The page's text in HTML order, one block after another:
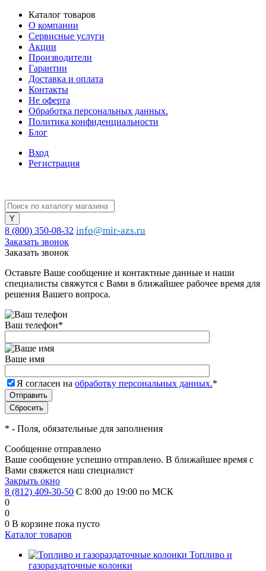
Каталог товаров
О компании
Сервисные услуги
Акции
Производители
Гарантии
Доставка и оплата
Контакты
Не оферта
Обработка персональных данных.
Политика конфиденциальности
Блог
Вход
Регистрация
8 (800) 350-08-32 info@mir-azs.ru
Заказать звонок
Заказать звонок
Оставьте Ваше сообщение и контактные данные и наши
специалисты свяжутся с Вами в ближайшее рабочее время для
решения Вашего вопроса.
Ваш телефон*
Ваше имя
Я согласен на обработку персональных данных.*
* - Поля, обязательные для заполнения
Сообщение отправлено
Ваше сообщение успешно отправлено. В ближайшее время с
Вами свяжется наш специалист
Закрыть окно
8 (812) 409-30-50 С 8:00 до 19:00 по МСК
0
0
0 В корзине пока пусто
Каталог товаров
Топливо и
газораздаточные колонки